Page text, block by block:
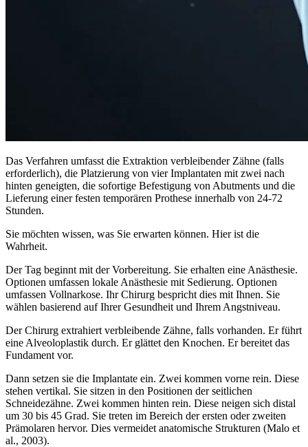
Das Verfahren umfasst die Extraktion verbleibender Zähne (falls
erforderlich), die Platzierung von vier Implantaten mit zwei nach
hinten geneigten, die sofortige Befestigung von Abutments und die
Lieferung einer festen temporären Prothese innerhalb von 24-72
Stunden.
Sie möchten wissen, was Sie erwarten können. Hier ist die
Wahrheit.
Der Tag beginnt mit der Vorbereitung. Sie erhalten eine Anästhesie.
Optionen umfassen lokale Anästhesie mit Sedierung. Optionen
umfassen Vollnarkose. Ihr Chirurg bespricht dies mit Ihnen. Sie
wählen basierend auf Ihrer Gesundheit und Ihrem Angstniveau.
Der Chirurg extrahiert verbleibende Zähne, falls vorhanden. Er führt
eine Alveoloplastik durch. Er glättet den Knochen. Er bereitet das
Fundament vor.
Dann setzen sie die Implantate ein. Zwei kommen vorne rein. Diese
stehen vertikal. Sie sitzen in den Positionen der seitlichen
Schneidezähne. Zwei kommen hinten rein. Diese neigen sich distal
um 30 bis 45 Grad. Sie treten im Bereich der ersten oder zweiten
Prämolaren hervor. Dies vermeidet anatomische Strukturen (Malo et
al., 2003).